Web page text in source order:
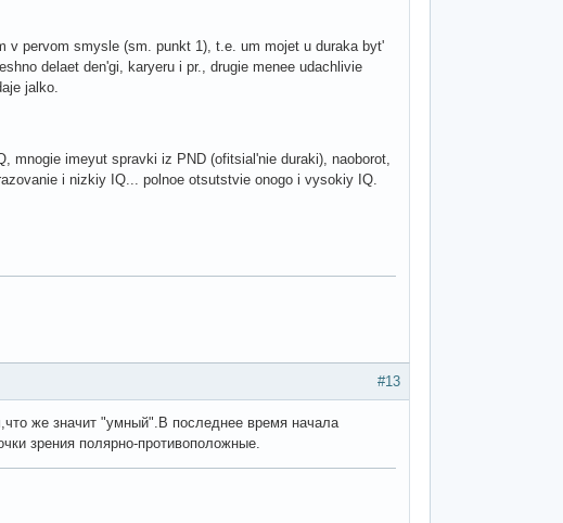
pervom smysle (sm. punkt 1), t.e. um mojet u duraka byt'
delaet den'gi, karyeru i pr., drugie menee udachlivie
jalko.
imeyut spravki iz PND (ofitsial'nie duraki), naoborot,
i nizkiy IQ... polnoe otsutstvie onogo i vysokiy IQ.
#13
же значит "умный".В последнее время начала
зрения полярно-противоположные.